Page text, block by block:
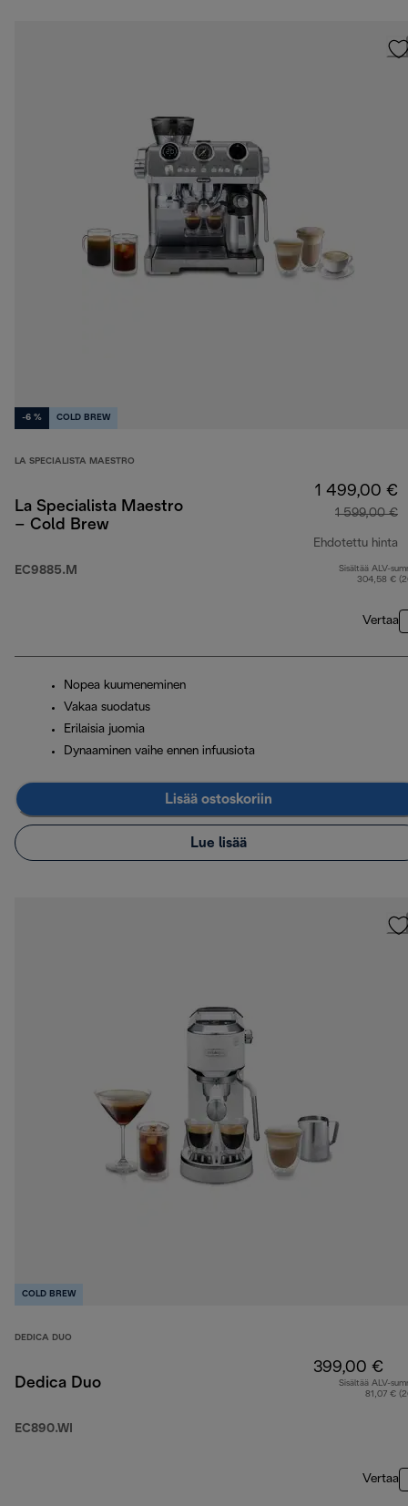
-6 % COLD BREW
LA SPECIALISTA MAESTRO
La Specialista Maestro
– Cold Brew
EC9885.M
1 499,00 €
1 599,00 €
Ehdotettu hinta
Sisältää ALV-
304,58 €
Vertaa
Nopea kuumeneminen
Vakaa suodatus
Erilaisia juomia
Dynaaminen vaihe ennen infuusiota
Lisää ostoskoriin
Lue lisää
COLD BREW
DEDICA DUO
Dedica Duo
EC890.WI
399,00 €
Sisältää ALV-
81,07 €
Vertaa